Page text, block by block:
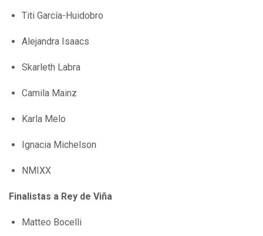
Titi García-Huidobro
Alejandra Isaacs
Skarleth Labra
Camila Mainz
Karla Melo
Ignacia Michelson
NMIXX
Finalistas a Rey de Viña
Matteo Bocelli